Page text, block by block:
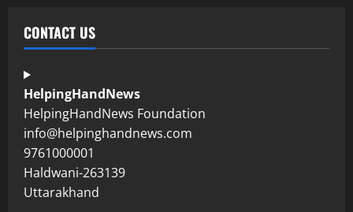
CONTACT US
HelpingHandNews
HelpingHandNews Foundation
info@helpinghandnews.com
9761000001
Haldwani-263139
Uttarakhand